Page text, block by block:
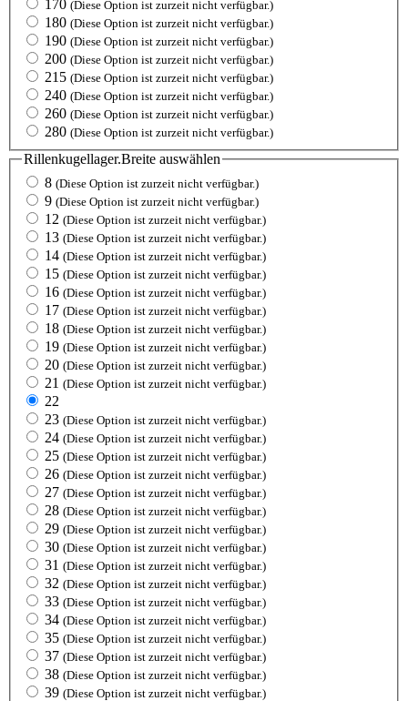
170 (Diese Option ist zurzeit nicht verfügbar.)
180 (Diese Option ist zurzeit nicht verfügbar.)
190 (Diese Option ist zurzeit nicht verfügbar.)
200 (Diese Option ist zurzeit nicht verfügbar.)
215 (Diese Option ist zurzeit nicht verfügbar.)
240 (Diese Option ist zurzeit nicht verfügbar.)
260 (Diese Option ist zurzeit nicht verfügbar.)
280 (Diese Option ist zurzeit nicht verfügbar.)
Rillenkugellager.Breite auswählen
8 (Diese Option ist zurzeit nicht verfügbar.)
9 (Diese Option ist zurzeit nicht verfügbar.)
12 (Diese Option ist zurzeit nicht verfügbar.)
13 (Diese Option ist zurzeit nicht verfügbar.)
14 (Diese Option ist zurzeit nicht verfügbar.)
15 (Diese Option ist zurzeit nicht verfügbar.)
16 (Diese Option ist zurzeit nicht verfügbar.)
17 (Diese Option ist zurzeit nicht verfügbar.)
18 (Diese Option ist zurzeit nicht verfügbar.)
19 (Diese Option ist zurzeit nicht verfügbar.)
20 (Diese Option ist zurzeit nicht verfügbar.)
21 (Diese Option ist zurzeit nicht verfügbar.)
22
23 (Diese Option ist zurzeit nicht verfügbar.)
24 (Diese Option ist zurzeit nicht verfügbar.)
25 (Diese Option ist zurzeit nicht verfügbar.)
26 (Diese Option ist zurzeit nicht verfügbar.)
27 (Diese Option ist zurzeit nicht verfügbar.)
28 (Diese Option ist zurzeit nicht verfügbar.)
29 (Diese Option ist zurzeit nicht verfügbar.)
30 (Diese Option ist zurzeit nicht verfügbar.)
31 (Diese Option ist zurzeit nicht verfügbar.)
32 (Diese Option ist zurzeit nicht verfügbar.)
33 (Diese Option ist zurzeit nicht verfügbar.)
34 (Diese Option ist zurzeit nicht verfügbar.)
35 (Diese Option ist zurzeit nicht verfügbar.)
37 (Diese Option ist zurzeit nicht verfügbar.)
38 (Diese Option ist zurzeit nicht verfügbar.)
39 (Diese Option ist zurzeit nicht verfügbar.)